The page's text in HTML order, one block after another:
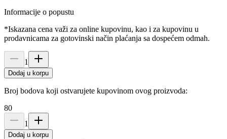
Informacije o popustu
*Iskazana cena važi za online kupovinu, kao i za kupovinu u
prodavnicama za gotovinski način plaćanja sa dospećem odmah.
1
Dodaj u korpu
Broj bodova koji ostvarujete kupovinom ovog proizvoda:
80
1
Dodaj u korpu